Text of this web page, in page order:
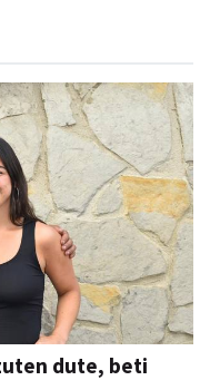
dute, beti